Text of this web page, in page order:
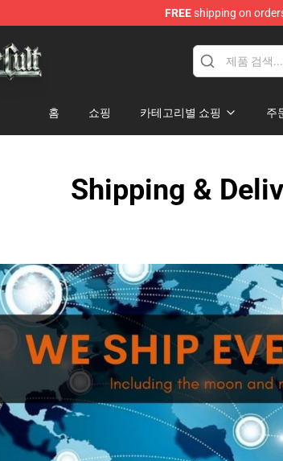
FREEshipping on
홈 쇼핑 카테고리별 쇼핑 주
Shipping &